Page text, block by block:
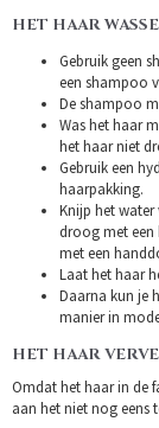
HET HAAR
Gebruik geen
een shampoo
De shampoo
Was het haar
het haar niet
Gebruik een
haarpakking.
Knijp het
droog met een
met een
Laat het haar
Daarna kun je
manier in
HET HAAR
Omdat het haar in de
aan het niet nog eens